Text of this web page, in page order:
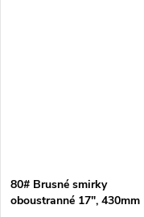
80# Brusné smirky
oboustranné 17", 430mm